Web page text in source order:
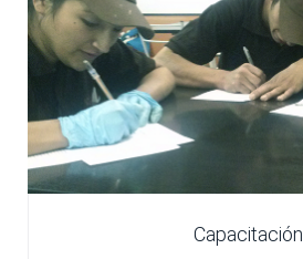
Capacitación